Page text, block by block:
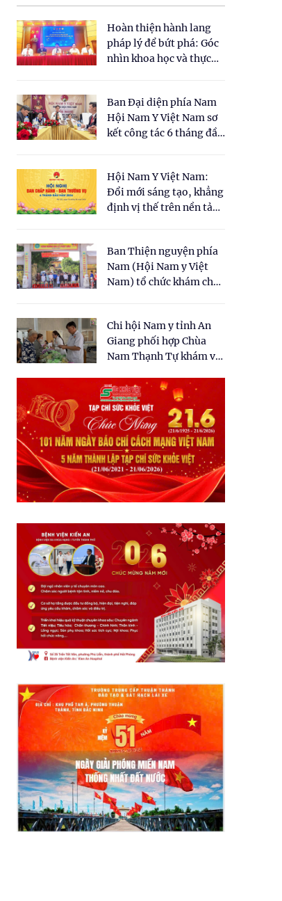
Hoàn thiện hành lang
pháp lý để bứt phá: Góc
nhìn khoa học và thực
cho Luật Y dược cổ
truyền Việt Nam"
Ban Đại diện phía Nam
Hội Nam Y Việt Nam sơ
kết công tác 6 tháng đầu
Hội Nam Y Việt Nam:
Đổi mới sáng tạo, khẳng
định vị thế trên nền tảng
Ban Thiện nguyện phía
Nam (Hội Nam y Việt
Nam) tổ chức khám chữa
dân tại xã Tân Tập
Chi hội Nam y tỉnh An
Giang phối hợp Chùa
Nam Thạnh Tự khám và
nhân dân